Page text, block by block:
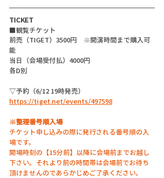
TICKET
■観覧チケット
前売（TIGET）3500円　※開演時間まで購入可
能
当日（会場受付払）4000円
各D別
▽予約（6/12 19時発売）
https://tiget.net/events/497598
※整理番号順入場
チケット申し込みの際に発行される番号順の入
場です。
開場時刻の【15分前】以降に会場前までお越し
下さい。それより前の時間帯は会場前でお待ち
頂けませんのであらかじめご了承ください。